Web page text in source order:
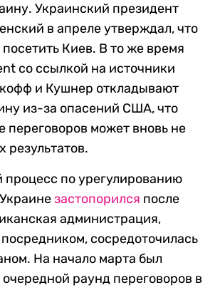
Украинский президент
в апреле утверждал, что
Киев. В то же время
со ссылкой на источники
и Кушнер откладывают
из-за опасений США, что
переговоров может вновь не
результатов.
процесс по урегулированию
застопорился после
администрация,
сосредоточилась
На начало марта был
раунд переговоров в